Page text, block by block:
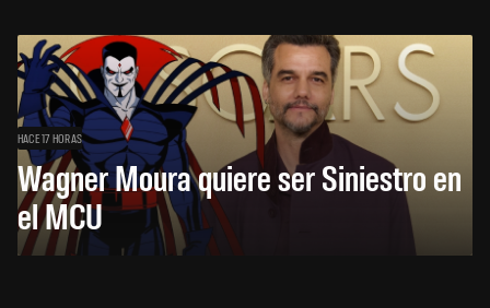
HACE 17 HORAS
Wagner Moura quiere ser Siniestro en
el MCU